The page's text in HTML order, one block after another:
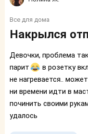
Все для дома
Накрылся
Девочки, проблема
парит
в розетку
не нагревается..
ни времени идти в
починить своими
удалось